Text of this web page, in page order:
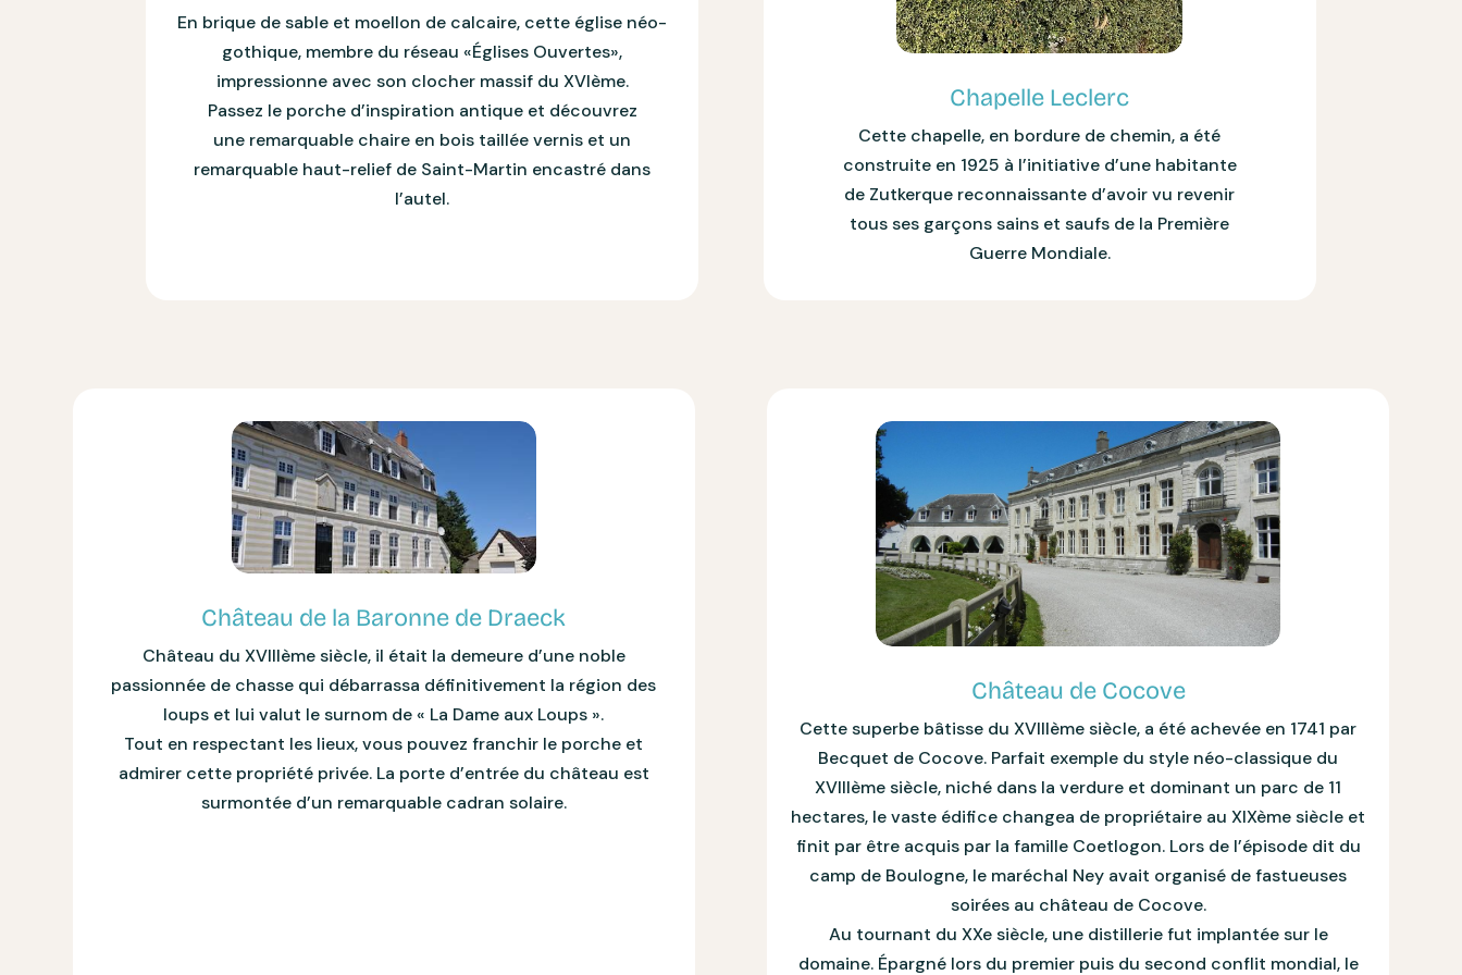
En brique de sable et moellon de calcaire, cette église néo-
gothique, membre du réseau «Églises Ouvertes»,
impressionne avec son clocher massif du XVIème.
Passez le porche d’inspiration antique et découvrez
une remarquable chaire en bois taillée vernis et un
remarquable haut-relief de Saint-Martin encastré dans
l’autel.
Chapelle Leclerc
Cette chapelle, en bordure de chemin, a été
construite en 1925 à l’initiative d’une habitante
de Zutkerque reconnaissante d’avoir vu revenir
tous ses garçons sains et saufs de la Première
Guerre Mondiale.
Château de la Baronne de Draeck
Château du XVIIIème siècle, il était la demeure d’une noble
passionnée de chasse qui débarrassa définitivement la région des
loups et lui valut le surnom de « La Dame aux Loups ».
Tout en respectant les lieux, vous pouvez franchir le porche et
admirer cette propriété privée. La porte d’entrée du château est
surmontée d’un remarquable cadran solaire.
Château de Cocove
Cette superbe bâtisse du XVIIIème siècle, a été achevée en 1741 par
Becquet de Cocove. Parfait exemple du style néo-classique du
XVIIIème siècle, niché dans la verdure et dominant un parc de 11
hectares, le vaste édifice changea de propriétaire au XIXème siècle et
finit par être acquis par la famille Coetlogon. Lors de l’épisode dit du
camp de Boulogne, le maréchal Ney avait organisé de fastueuses
soirées au château de Cocove.
Au tournant du XXe siècle, une distillerie fut implantée sur le
domaine. Épargné lors du premier puis du second conflit mondial, le